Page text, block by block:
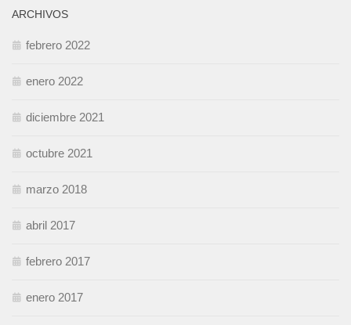
ARCHIVOS
febrero 2022
enero 2022
diciembre 2021
octubre 2021
marzo 2018
abril 2017
febrero 2017
enero 2017